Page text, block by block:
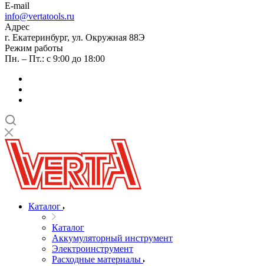
E-mail
info@vertatools.ru
Адрес
г. Екатеринбург, ул. Окружная 88Э
Режим работы
Пн. – Пт.: с 9:00 до 18:00
Каталог
Каталог
Аккумуляторный инструмент
Электроинструмент
Расходные материалы